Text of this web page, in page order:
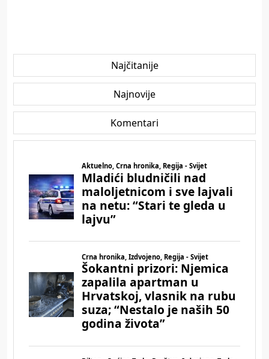
Najčitanije
Najnovije
Komentari